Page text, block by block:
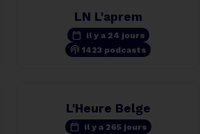
LN L'aprem
calendar_today il y a 24 jours
podcasts 1423 podcasts
L'Heure Belge
calendar_today il y a 265 jours